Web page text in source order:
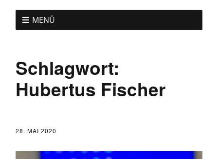
MENÜ
Schlagwort:
Hubertus Fischer
28. MAI 2020